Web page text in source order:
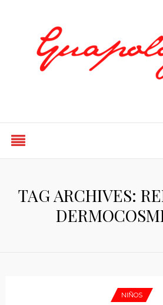
TAG ARCHIVES:
NIÑOS